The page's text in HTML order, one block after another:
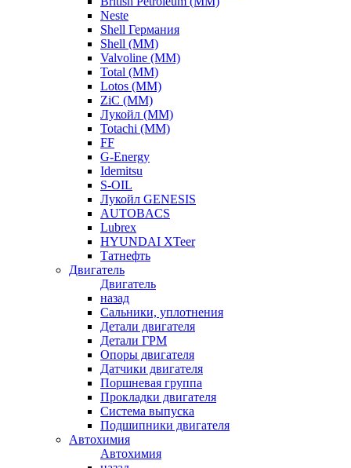
Neste
Shell Германия
Shell (ММ)
Valvoline (ММ)
Total (ММ)
Lotos (ММ)
ZiC (ММ)
Лукойл (ММ)
Totachi (MM)
FF
G-Energy
Idemitsu
S-OIL
Лукойл GENESIS
AUTOBACS
Lubrex
HYUNDAI XTeer
Татнефть
Двигатель
Двигатель
назад
Сальники, уплотнения
Детали двигателя
Детали ГРМ
Опоры двигателя
Датчики двигателя
Поршневая группа
Прокладки двигателя
Система выпуска
Подшипники двигателя
Автохимия
Автохимия